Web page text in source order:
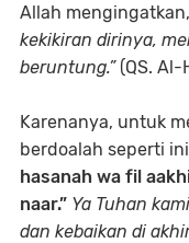
Allah mengingatkan,
kekikiran dirinya,
beruntung.”(QS. Al-
Karenanya, untuk
berdoalah seperti
hasanah wa fil
naar.” Ya Tuhan
dan kebaikan di